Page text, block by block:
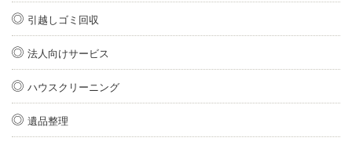
引越しゴミ回収
法人向けサービス
ハウスクリーニング
遺品整理